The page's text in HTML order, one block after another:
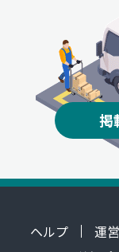
掲
ヘルプ 運